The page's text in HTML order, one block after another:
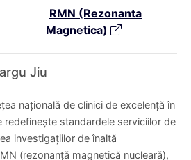
RMN (Rezonanta
Magnetica)
Jiu
națională de clinici de excelență în
redefinește standardele serviciilor de
investigațiilor de înaltă
(rezonanță magnetică nucleară),